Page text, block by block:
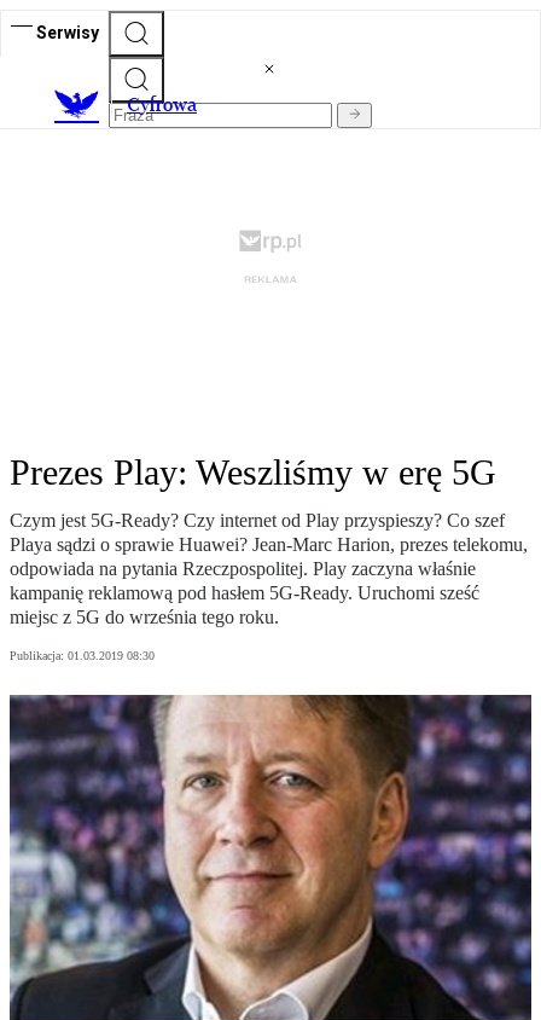
Serwisy
Cyfrowa
Prezes Play: Weszliśmy w erę 5G
Czym jest 5G-Ready? Czy internet od Play przyspieszy? Co szef
Playa sądzi o sprawie Huawei? Jean-Marc Harion, prezes telekomu,
odpowiada na pytania Rzeczpospolitej. Play zaczyna właśnie
kampanię reklamową pod hasłem 5G-Ready. Uruchomi sześć
miejsc z 5G do września tego roku.
Publikacja: 01.03.2019 08:30